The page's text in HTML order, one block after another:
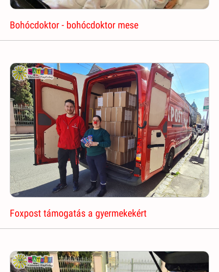
Bohócdoktor - bohócdoktor mese
Foxpost támogatás a gyermekekért